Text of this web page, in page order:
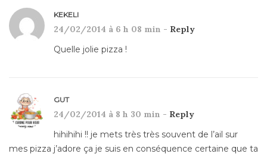
KEKELI
24/02/2014 à 6 h 08 min - Reply
Quelle jolie pizza !
GUT
24/02/2014 à 8 h 30 min - Reply
hihihihi !! je mets très très souvent de l’ail sur
mes pizza j’adore ça je suis en conséquence certaine que ta